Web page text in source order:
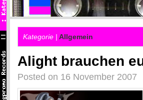
Kategorie | Allgemein
Alight brauchen
Posted on 16 November 2007